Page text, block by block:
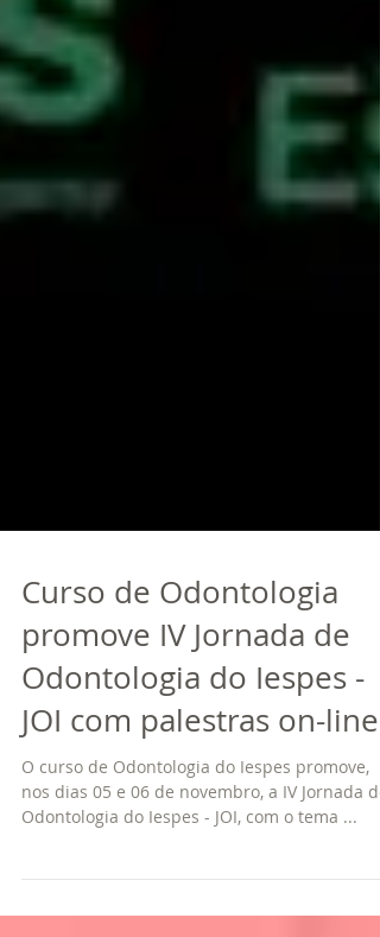
Curso de Odontologia
promove IV Jornada de
Odontologia do Iespes -
JOI com palestras on-line
O curso de Odontologia do Iespes promove,